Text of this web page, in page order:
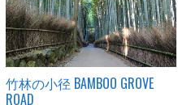
竹林の小径 BAMBOO GROVE
ROAD